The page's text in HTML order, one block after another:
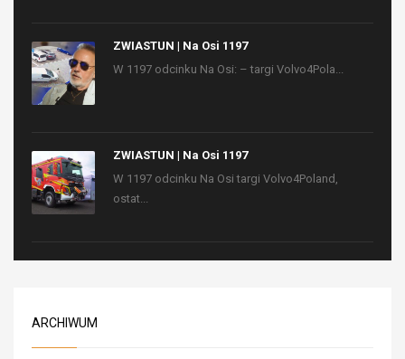
ZWIASTUN | Na Osi 1197
W 1197 odcinku Na Osi: – targi Volvo4Pola...
ZWIASTUN | Na Osi 1197
W 1197 odcinku Na Osi targi Volvo4Poland,
ostat...
ARCHIWUM